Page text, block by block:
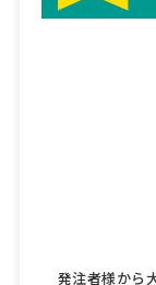
発注者様から